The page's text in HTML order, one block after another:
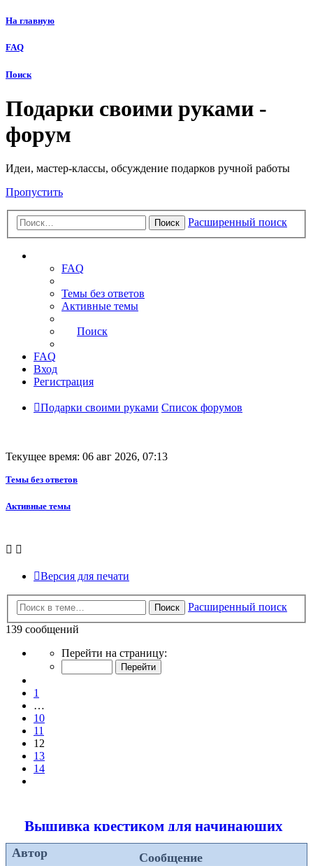
На главную
FAQ
Поиск
Подарки своими руками -
форум
Идеи, мастер-классы, обсуждение подарков ручной работы
Пропустить
Поиск Расширенный поиск
FAQ
Темы без ответов
Активные темы
Поиск
FAQ
Вход
Регистрация
Подарки своими руками Список форумов
Текущее время: 06 авг 2026, 07:13
Темы без ответов
Активные темы
Версия для печати
Поиск
Расширенный поиск
139 сообщений
Страница
14
Перейти на страницу:
1
…
10
11
12
13
14
Вышивка крестиком для начинающих
Автор Сообщение